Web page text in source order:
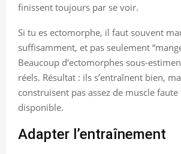
finissent toujours par se voir.
Si tu es ectomorphe, il faut souvent
suffisamment, et pas seulement
Beaucoup d’ectomorphes sous-
réels. Résultat : ils s’entraînent bien,
construisent pas assez de muscle faute
disponible.
Adapter l’entraînement